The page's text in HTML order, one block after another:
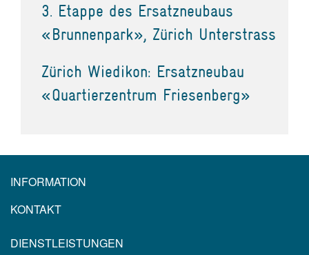
3. Etappe des Ersatzneubaus
«Brunnenpark», Zürich Unterstrass
Zürich Wiedikon: Ersatzneubau
«Quartierzentrum Friesenberg»
INFORMATION
KONTAKT
DIENSTLEISTUNGEN